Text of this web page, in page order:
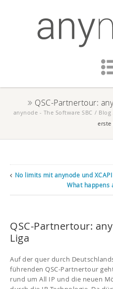
QSC-Partnertour:
anynode - The Software SBC / Blog
erste
No limits mit anynode und XCAPI
What happens
QSC-Partnertour:
Liga
Auf der quer durch
führenden QSC-Partnertour
rund um All IP und die neuen